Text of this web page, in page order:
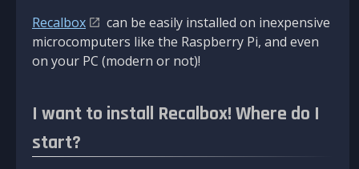
Recalbox
can be easily installed on inexpensive
microcomputers like the Raspberry Pi, and even
on your PC (modern or not)!
I want to install Recalbox! Where do I
start?